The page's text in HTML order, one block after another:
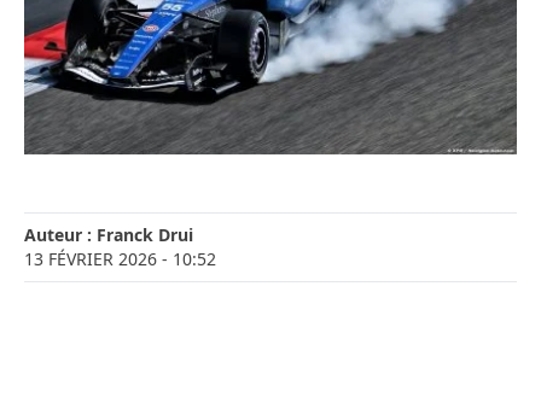
Auteur : Franck Drui
13 FÉVRIER 2026 - 10:52